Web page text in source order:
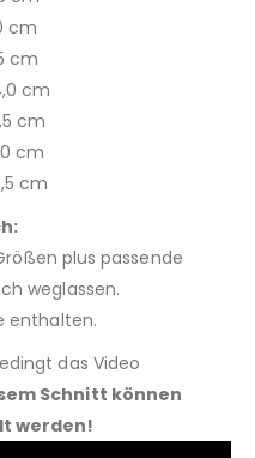
cm
cm
plus passende
weglassen.
enthalten.
das Video
Schnitt können
werden!